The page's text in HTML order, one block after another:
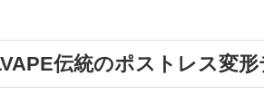
伝統のポストレス変